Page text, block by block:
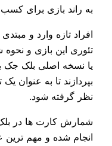
به راند بازی برای کسب
افراد تازه وارد و
تئوری این بازی و
یا نسخه اصلی بلک جک
بپردازند تا به عنوان
نظر گرفته شود.
شمارش کارت ها در
انجام شده و مهم ترین